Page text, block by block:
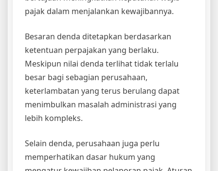
pajak dalam menjalankan kewajibannya.
Besaran denda ditetapkan berdasarkan
ketentuan perpajakan yang berlaku.
Meskipun nilai denda terlihat tidak terlalu
besar bagi sebagian perusahaan,
keterlambatan yang terus berulang dapat
menimbulkan masalah administrasi yang
lebih kompleks.
Selain denda, perusahaan juga perlu
memperhatikan dasar hukum yang